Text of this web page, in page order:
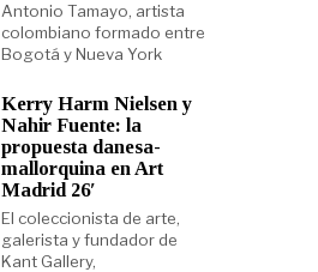
Antonio Tamayo, artista
colombiano formado entre
Bogotá y Nueva York
Kerry Harm Nielsen y
Nahir Fuente: la
propuesta danesa-
mallorquina en Art
Madrid 26′
El coleccionista de arte,
galerista y fundador de
Kant Gallery,